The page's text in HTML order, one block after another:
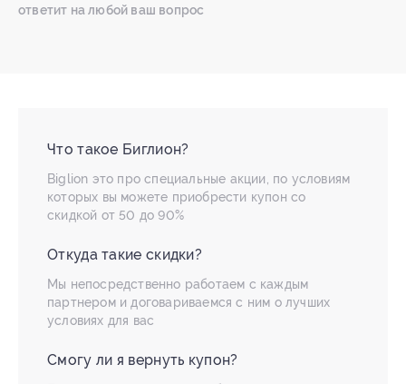
ответит на любой ваш вопрос
Что такое Биглион?
Biglion это про специальные акции, по условиям
которых вы можете приобрести купон со
скидкой от 50 до 90%
Откуда такие скидки?
Мы непосредственно работаем с каждым
партнером и договариваемся с ним о лучших
условиях для вас
Смогу ли я вернуть купон?